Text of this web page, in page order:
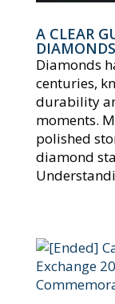
A CLEAR
DIAMONDS
Diamonds
centuries,
durability
moments.
polished
diamond